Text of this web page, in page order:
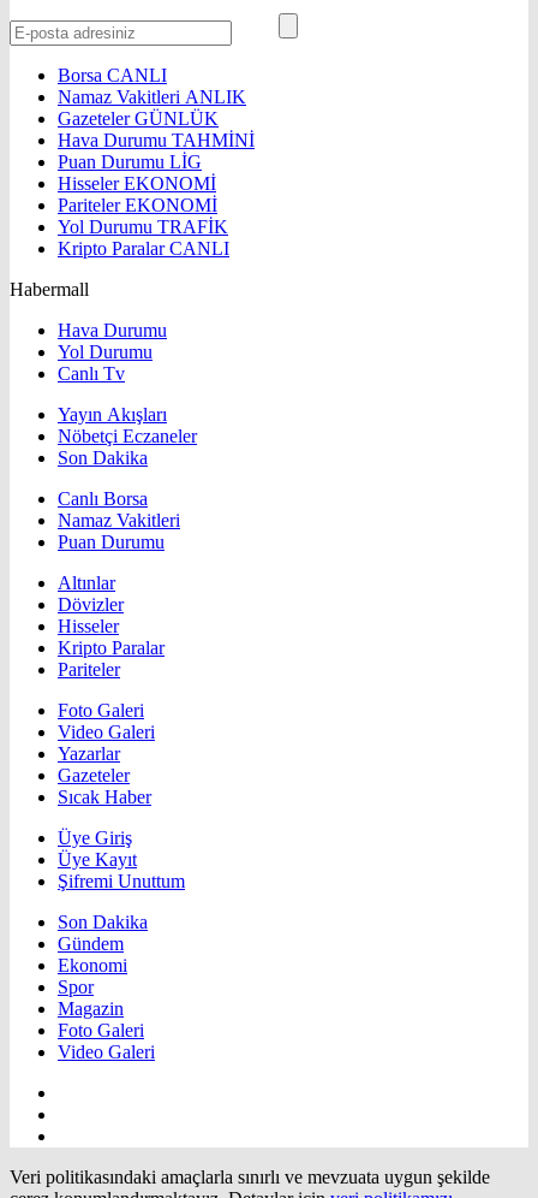
Borsa CANLI
Namaz Vakitleri ANLIK
GazetelerGÜNLÜK
Hava Durumu TAHMİNİ
Puan Durumu LİG
HisselerEKONOMİ
ParitelerEKONOMİ
Yol Durumu TRAFİK
Kripto ParalarCANLI
Habermall
Hava Durumu
Yol Durumu
Canlı Tv
Yayın Akışları
Nöbetçi Eczaneler
Son Dakika
Canlı Borsa
Namaz Vakitleri
Puan Durumu
Altınlar
Dövizler
Hisseler
Kripto Paralar
Pariteler
Foto Galeri
Video Galeri
Yazarlar
Gazeteler
Sıcak Haber
Üye Giriş
Üye Kayıt
Şifremi Unuttum
Son Dakika
Gündem
Ekonomi
Spor
Magazin
Foto Galeri
Video Galeri
Veri politikasındaki amaçlarla sınırlı ve mevzuata uygun şekilde